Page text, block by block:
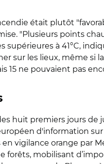
était plutôt
"Plusieurs points
à 41°C,
sur les lieux, même si
15 ne pouvaient pas
huit premiers jours
d'information
vigilance orange par
forêts, mobilisant